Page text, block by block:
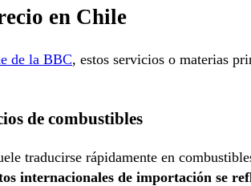
en Chile
de la BBC, estos servicios o materias
de combustibles
traducirse rápidamente en
internacionales de importación se